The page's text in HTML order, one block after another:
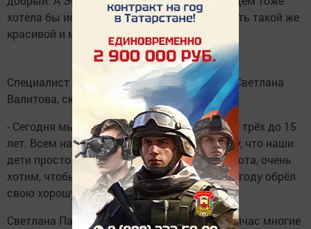
хотела бы исполнить роль Снегурочки, и быть такой же
красивой и милой.
Специалист по социальной работе приюта Светлана
Валитова, сказала нам:
- Сегодня мы привели на ёлку 17 детишек от трёх до 15
лет. Всем нам здесь очень нравится. Я вижу, что наши
дети просто в восторге. Мы, работники приюта, очень
хотим, чтобы каждый наш ребёнок в новом году обрёл
свою хорошую, настоящую семью.
Светлана Павловна также добавила, что сейчас многие